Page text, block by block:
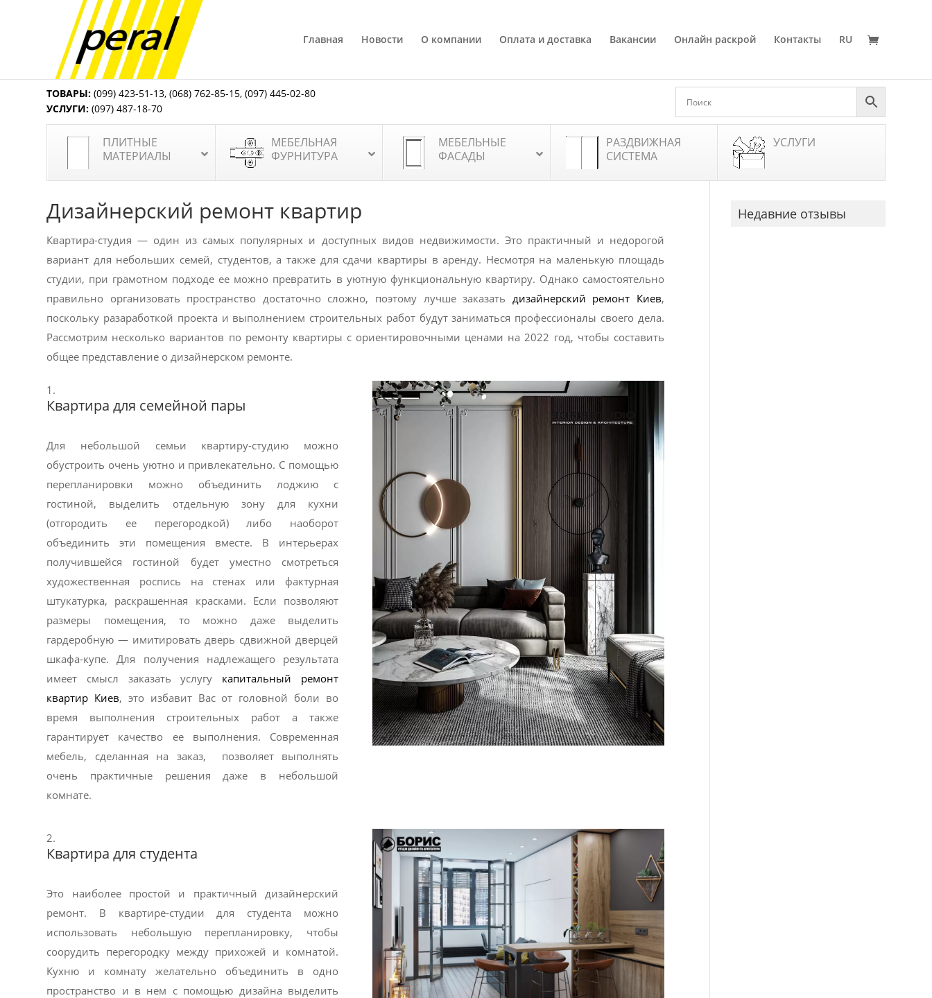
Главная Новости О компании Оплата и доставка Вакансии Онлайн раскрой Контакты RU
ТОВАРЫ: (099) 423-51-13,(068) 762-85-15,(097) 445-02-80
УСЛУГИ: (097) 487-18-70
ПЛИТНЫЕ
МАТЕРИАЛЫ
МЕБЕЛЬНАЯ
ФУРНИТУРА
МЕБЕЛЬНЫЕ
ФАСАДЫ
РАЗДВИЖНАЯ
СИСТЕМА
УСЛУГИ
Дизайнерский ремонт квартир
Квартира-студия — один из самых популярных и доступных видов недвижимости. Это практичный и недорогой
вариант для небольших семей, студентов, а также для сдачи квартиры в аренду. Несмотря на маленькую площадь
студии, при грамотном подходе ее можно превратить в уютную функциональную квартиру. Однако самостоятельно
правильно организовать пространство достаточно сложно, поэтому лучше заказать дизайнерский ремонт Киев,
поскольку разаработкой проекта и выполнением строительных работ будут заниматься профессионалы своего дела.
Рассмотрим несколько вариантов по ремонту квартиры с ориентировочными ценами на 2022 год, чтобы составить
общее представление о дизайнерском ремонте.
Квартира для семейной пары
Для небольшой семьи квартиру-студию можно
обустроить очень уютно и привлекательно. С помощью
перепланировки можно объединить лоджию с
гостиной, выделить отдельную зону для кухни
(отгородить ее перегородкой) либо наоборот
объединить эти помещения вместе. В интерьерах
получившейся гостиной будет уместно смотреться
художественная роспись на стенах или фактурная
штукатурка, раскрашенная красками. Если позволяют
размеры помещения, то можно даже выделить
гардеробную — имитировать дверь сдвижной дверцей
шкафа-купе. Для получения надлежащего результата
имеет смысл заказать услугу капитальный ремонт
квартир Киев, это избавит Вас от головной боли во
время выполнения строительных работ а также
гарантирует качество ее выполнения. Современная
мебель, сделанная на заказ, позволяет выполнять
очень практичные решения даже в небольшой
комнате.
Квартира для студента
Это наиболее простой и практичный дизайнерский
ремонт. В квартире-студии для студента можно
использовать небольшую перепланировку, чтобы
соорудить перегородку между прихожей и комнатой.
Кухню и комнату желательно объединить в одно
пространство и в нем с помощью дизайна выделить
Недавние отзывы